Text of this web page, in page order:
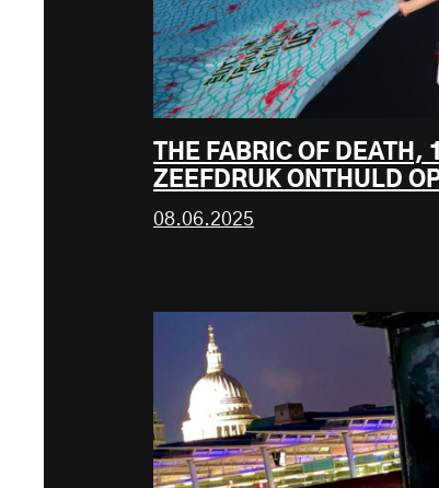
THE FABRIC OF
ZEEFDRUK ONTHULD
08.06.2025